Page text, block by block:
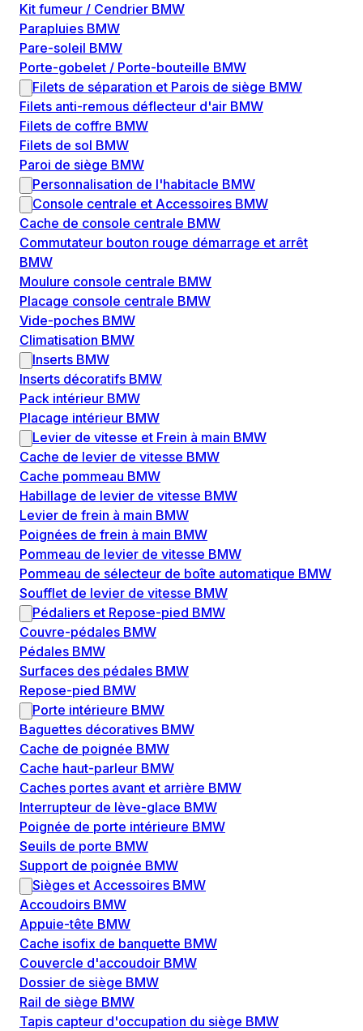
Kit fumeur / Cendrier BMW
Parapluies BMW
Pare-soleil BMW
Porte-gobelet / Porte-bouteille BMW
Filets de séparation et Parois de siège BMW
Filets anti-remous déflecteur d'air BMW
Filets de coffre BMW
Filets de sol BMW
Paroi de siège BMW
Personnalisation de l'habitacle BMW
Console centrale et Accessoires BMW
Cache de console centrale BMW
Commutateur bouton rouge démarrage et arrêt
BMW
Moulure console centrale BMW
Placage console centrale BMW
Vide-poches BMW
Climatisation BMW
Inserts BMW
Inserts décoratifs BMW
Pack intérieur BMW
Placage intérieur BMW
Levier de vitesse et Frein à main BMW
Cache de levier de vitesse BMW
Cache pommeau BMW
Habillage de levier de vitesse BMW
Levier de frein à main BMW
Poignées de frein à main BMW
Pommeau de levier de vitesse BMW
Pommeau de sélecteur de boîte automatique BMW
Soufflet de levier de vitesse BMW
Pédaliers et Repose-pied BMW
Couvre-pédales BMW
Pédales BMW
Surfaces des pédales BMW
Repose-pied BMW
Porte intérieure BMW
Baguettes décoratives BMW
Cache de poignée BMW
Cache haut-parleur BMW
Caches portes avant et arrière BMW
Interrupteur de lève-glace BMW
Poignée de porte intérieure BMW
Seuils de porte BMW
Support de poignée BMW
Sièges et Accessoires BMW
Accoudoirs BMW
Appuie-tête BMW
Cache isofix de banquette BMW
Couvercle d'accoudoir BMW
Dossier de siège BMW
Rail de siège BMW
Tapis capteur d'occupation du siège BMW